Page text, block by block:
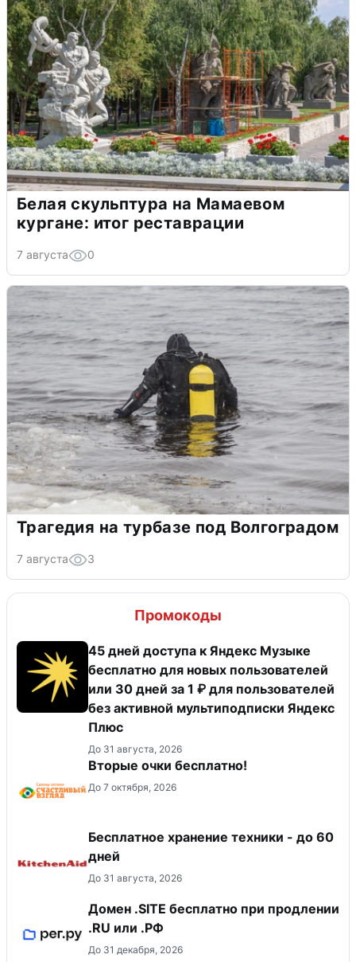
Белая скульптура на Мамаевом
кургане: итог реставрации
7 августа 0
Трагедия на турбазе под Волгоградом
7 августа 3
Промокоды
45 дней доступа к Яндекс Музыке
бесплатно для новых пользователей
или 30 дней за 1 ₽ для пользователей
без активной мультиподписки Яндекс
Плюс
До 31 августа, 2026
Вторые очки бесплатно!
До 7 октября, 2026
Бесплатное хранение техники - до 60
дней
До 31 августа, 2026
Домен .SITE бесплатно при продлении
.RU или .РФ
До 31 декабря, 2026